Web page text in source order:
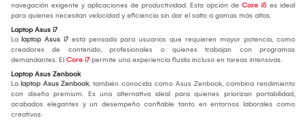
navegación exigente y aplicaciones de productividad. Esta opción de Core i5 es ideal
para quienes necesitan velocidad y eficiencia sin dar el salto a gamas más altas.
Laptop Asus i7
La laptop Asus i7 está pensada para usuarios que requieren mayor potencia, como
creadores de contenido, profesionales o quienes trabajan con programas
demandantes. El Core i7 permite una experiencia fluida incluso en tareas intensivas.
Laptop Asus Zenbook
La laptop Asus Zenbook, también conocida como Asus Zenbook, combina rendimiento
con diseño premium. Es una alternativa ideal para quienes priorizan portabilidad,
acabados elegantes y un desempeño confiable tanto en entornos laborales como
creativos.